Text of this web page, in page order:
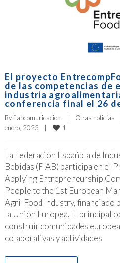
El proyecto
de las competencias de
industria
conferencia final el 26
By fiabcomunicacion Otras noticias
enero, 2023
1
La Federación Española de
Bebidas (FIAB) participa en el
Applying Entrepreneurship
People to the 1st European
Agri-Food Industry, financiado
la Unión Europea. El principal
construir comunidades
colaborativas y actividades